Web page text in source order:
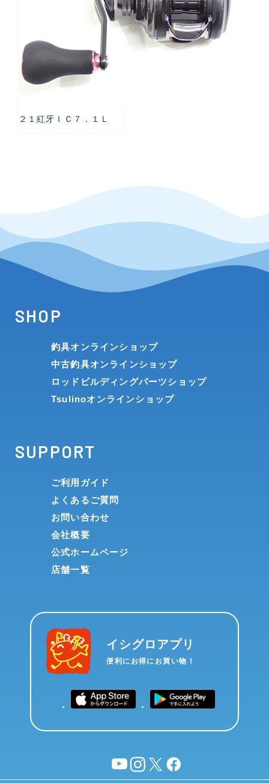
２１紅牙ＩＣ７．１Ｌ
SHOP
釣具オンラインショップ
中古釣具オンラインショップ
ロッドビルディングパーツショップ
Tsulinoオンラインショップ
SUPPORT
ご利用ガイド
よくあるご質問
お問い合わせ
会社概要
公式ホームページ
店舗一覧
イシグロアプリ
便利にお得にお買い物！
YouTubeinstagram
X facebook